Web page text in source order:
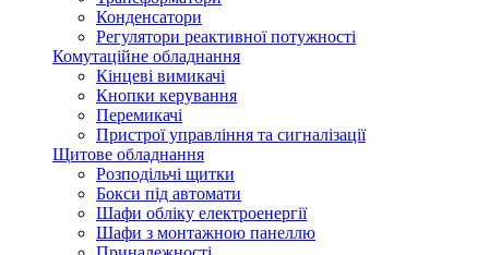
Конденсатори
Регулятори реактивної потужності
Комутаційне обладнання
Кінцеві вимикачі
Кнопки керування
Перемикачі
Пристрої управління та сигналізації
Щитове обладнання
Розподільчі щитки
Бокси під автомати
Шафи обліку електроенергії
Шафи з монтажною панеллю